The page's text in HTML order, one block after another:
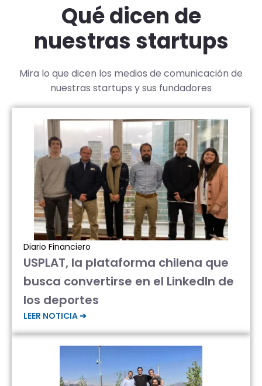
Qué dicen de
nuestras startups
Mira lo que dicen los medios de comunicación de
nuestras startups y sus fundadores
Diario Financiero
USPLAT, la plataforma chilena que
busca convertirse en el LinkedIn de
los deportes
LEER NOTICIA ➔